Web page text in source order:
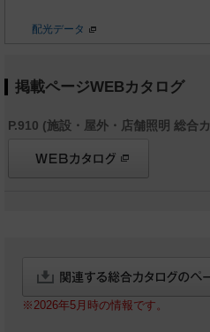
配光データ
掲載ページWEBカタログ
P.910 (施設・屋外・店舗照明 総合
※2026年5月時の情報です。